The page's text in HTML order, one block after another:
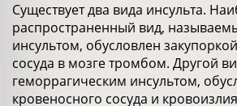
Существует два вида инсульта.
распространенный вид,
инсультом, обусловлен
сосуда в мозге тромбом. Другой
геморрагическим инсультом,
кровеносного сосуда и